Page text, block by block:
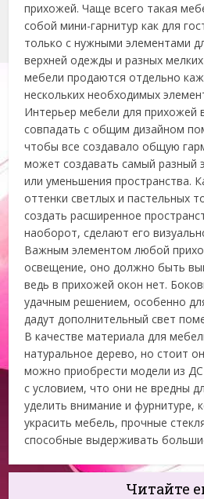
прихожей. Чаще всего такая
собой мини-гарнитур как для
только с нужными элементами
верхней одежды и разных
мебели продаются отдельно
нескольких необходимых
Интерьер мебели для прихожей
совпадать с общим дизайном
чтобы все создавало общую
может создавать самый разный
или уменьшения пространства.
оттенки светлых и пастельных
создать расширенное
наоборот, сделают его
Важным элементом любой
освещение, оно должно быть
ведь в прихожей окон нет.
удачным решением, особенно
дадут дополнительный свет
В качестве материала для
натуральное дерево, но стоит
можно приобрести модели из
с условием, что они не вредны
уделить внимание и фурнитуре,
украсить мебель, прочные
способные выдерживать
Читайте